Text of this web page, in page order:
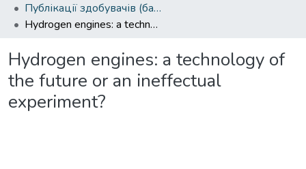
Публікації здобувачів (бакалаврів. магістрів, аспірантів)
Hydrogen engines: a technology of the future or an ineffectual experiment?
Hydrogen engines: a technology of
the future or an ineffectual
experiment?